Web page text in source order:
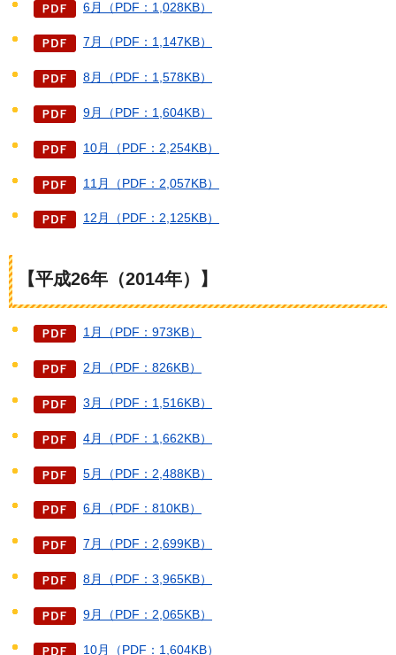
6月（PDF：1,028KB）
7月（PDF：1,147KB）
8月（PDF：1,578KB）
9月（PDF：1,604KB）
10月（PDF：2,254KB）
11月（PDF：2,057KB）
12月（PDF：2,125KB）
【平成26年（2014年）】
1月（PDF：973KB）
2月（PDF：826KB）
3月（PDF：1,516KB）
4月（PDF：1,662KB）
5月（PDF：2,488KB）
6月（PDF：810KB）
7月（PDF：2,699KB）
8月（PDF：3,965KB）
9月（PDF：2,065KB）
10月（PDF：1,604KB）